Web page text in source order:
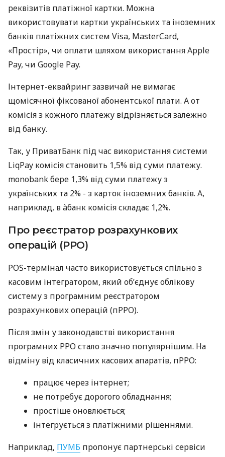
реквізитів платіжної картки. Можна
використовувати картки українських та іноземних
банків платіжних систем Visa, MasterCard,
«Простір», чи оплати шляхом використання Apple
Pay, чи Google Pay.
Інтернет-еквайринг зазвичай не вимагає
щомісячної фіксованої абонентської плати. А от
комісія з кожного платежу відрізняється залежно
від банку.
Так, у ПриватБанк під час використання системи
LiqPay комісія становить 1,5% від суми платежу.
monobank бере 1,3% від суми платежу з
українських та 2% - з карток іноземних банків. А,
наприклад, в àбанк комісія складає 1,2%.
Про реєстратор розрахункових
операцій (РРО)
POS-термінал часто використовується спільно з
касовим інтегратором, який об’єднує облікову
систему з програмним реєстратором
розрахункових операцій (пРРО).
Після змін у законодавстві використання
програмних РРО стало значно популярнішим. На
відміну від класичних касових апаратів, пРРО:
працює через інтернет;
не потребує дорогого обладнання;
простіше оновлюється;
інтегрується з платіжними рішеннями.
Наприклад, ПУМБ пропонує партнерські сервіси